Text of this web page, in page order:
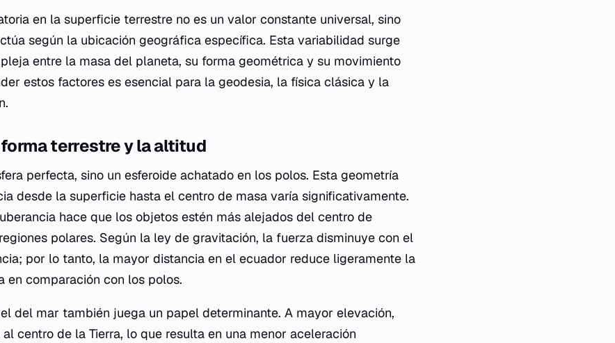
en la superficie terrestre no es un valor constante universal, sino
según la ubicación geográfica específica. Esta variabilidad surge
entre la masa del planeta, su forma geométrica y su movimiento
estos factores es esencial para la geodesia, la física clásica y la
terrestre y la altitud
perfecta, sino un esferoide achatado en los polos. Esta geometría
desde la superficie hasta el centro de masa varía significativamente.
hace que los objetos estén más alejados del centro de
polares. Según la ley de gravitación, la fuerza disminuye con el
por lo tanto, la mayor distancia en el ecuador reduce ligeramente la
en comparación con los polos.
del mar también juega un papel determinante. A mayor elevación,
centro de la Tierra, lo que resulta en una menor aceleración